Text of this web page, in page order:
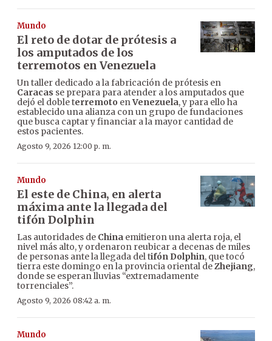
Mundo
El reto de dotar de prótesis a
los amputados de los
terremotos en Venezuela
Un taller dedicado a la fabricación de prótesis en
Caracas se prepara para atender a los amputados que
dejó el doble terremoto enVenezuela, y para ello ha
establecido una alianza con un grupo de fundaciones
que busca captar y financiar a la mayor cantidad de
estos pacientes.
Agosto 9, 2026 12:00 p. m.
Mundo
El este de China, en alerta
máxima ante la llegada del
tifón Dolphin
Las autoridades de China emitieron una alerta roja, el
nivel más alto, y ordenaron reubicar a decenas de miles
de personas ante la llegada del tifón Dolphin, que tocó
tierra este domingo en la provincia oriental deZhejiang,
donde se esperan lluvias “extremadamente
torrenciales”.
Agosto 9, 2026 08:42 a. m.
Mundo